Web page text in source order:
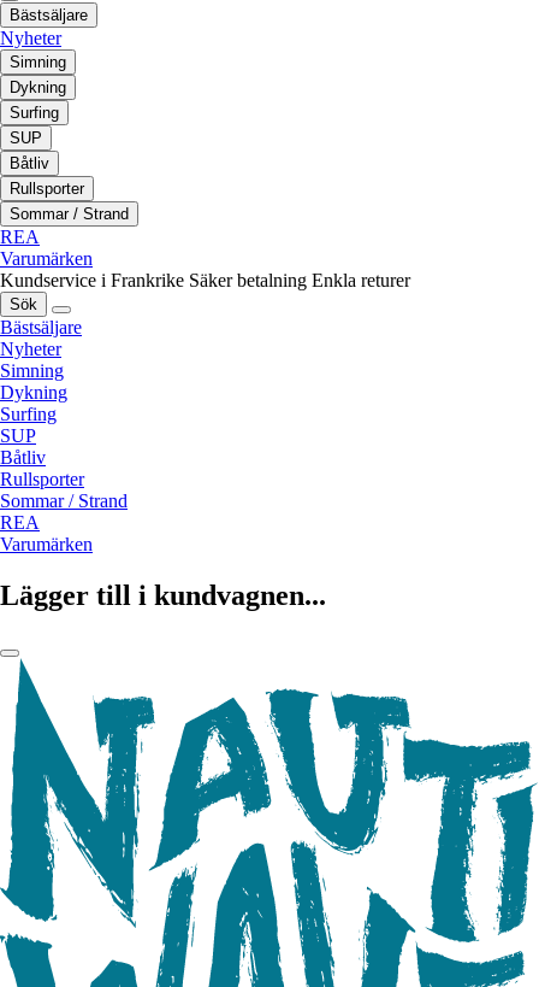
Bästsäljare
Nyheter
Simning
Dykning
Surfing
SUP
Båtliv
Rullsporter
Sommar / Strand
REA
Varumärken
Kundservice i Frankrike Säker betalning Enkla returer
Sök
Bästsäljare
Nyheter
Simning
Dykning
Surfing
SUP
Båtliv
Rullsporter
Sommar / Strand
REA
Varumärken
Lägger till i kundvagnen...